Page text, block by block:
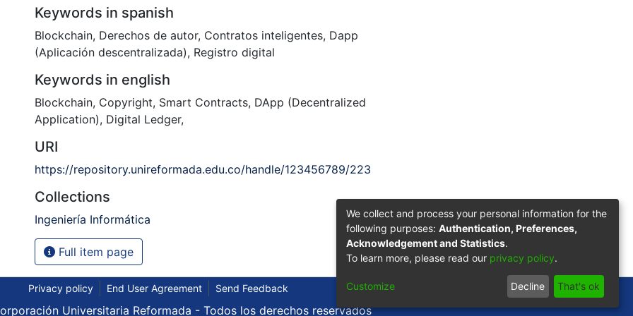
Keywords in spanish
Blockchain, Derechos de autor, Contratos inteligentes, Dapp
(Aplicación descentralizada), Registro digital
Keywords in english
Blockchain, Copyright, Smart Contracts, DApp (Decentralized
Application), Digital Ledger,
URI
https://repository.unireformada.edu.co/handle/123456789/223
Collections
Ingeniería Informática
Full item page
Privacy policy End User Agreement Send Feedback
Universitaria Reformada - Todos los derechos reservados
We collect and process your personal information for the
following purposes: Authentication, Preferences,
Acknowledgement and Statistics.
To learn more, please read our privacy policy.
Customize Decline That's ok